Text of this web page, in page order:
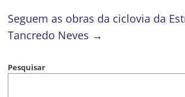
Seguem as obras da ciclovia da
Tancredo Neves →
Pesquisar